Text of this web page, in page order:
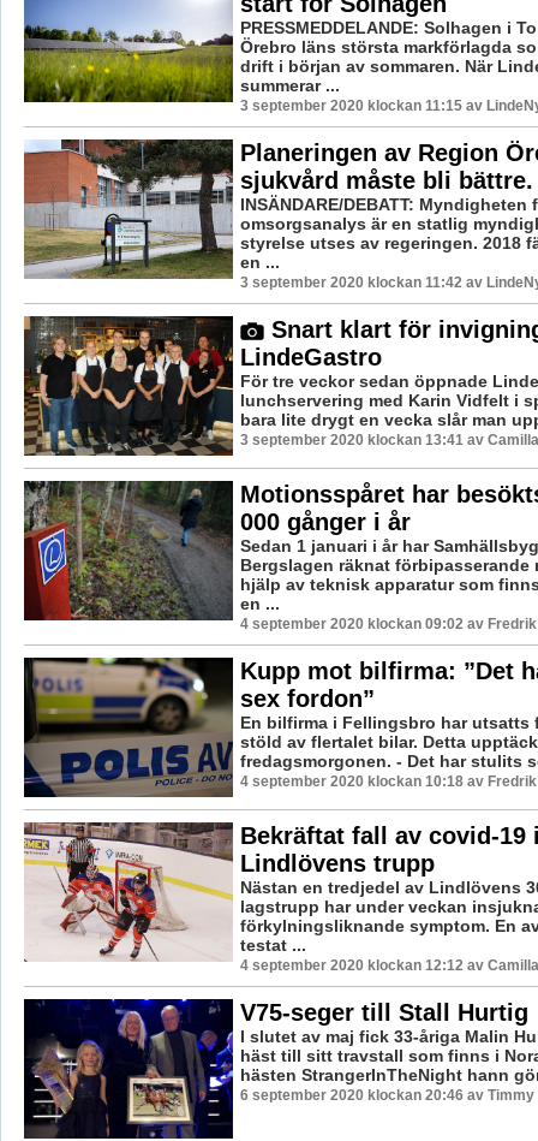
PRESSMEDDELANDE: Solhagen i
Örebro läns största markförlagda
drift i början av sommaren. När
summerar ...
3 september 2020 klockan 11:15 av
Planeringen av Region
sjukvård måste bli bättre.
INSÄNDARE/DEBATT: Myndigheten
omsorgsanalys är en statlig
styrelse utses av regeringen. 2018
en ...
3 september 2020 klockan 11:42 av
Snart klart för
LindeGastro
För tre veckor sedan öppnade
lunchservering med Karin Vidfelt i
bara lite drygt en vecka slår man
3 september 2020 klockan 13:41 av
Motionsspåret har
000 gånger i år
Sedan 1 januari i år har
Bergslagen räknat förbipasserande
hjälp av teknisk apparatur som
en ...
4 september 2020 klockan 09:02 av
Kupp mot bilfirma: ”Det
sex fordon”
En bilfirma i Fellingsbro har utsatts
stöld av flertalet bilar. Detta
fredagsmorgonen. - Det har stulits
4 september 2020 klockan 10:18 av
Bekräftat fall av covid-19
Lindlövens trupp
Nästan en tredjedel av Lindlövens
lagstrupp har under veckan
förkylningsliknande symptom. En
testat ...
4 september 2020 klockan 12:12 av
V75-seger till Stall Hurtig
I slutet av maj fick 33-åriga Malin
häst till sitt travstall som finns i
hästen StrangerInTheNight hann
6 september 2020 klockan 20:46 av Timmy